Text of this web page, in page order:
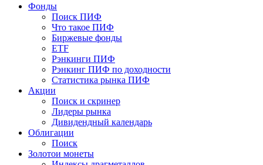
Фонды
Поиск ПИФ
Что такое ПИФ
Биржевые фонды
ETF
Рэнкинги ПИФ
Рэнкинг ПИФ по доходности
Статистика рынка ПИФ
Акции
Поиск и скринер
Лидеры рынка
Дивидендный календарь
Облигации
Поиск
Золотои монеты